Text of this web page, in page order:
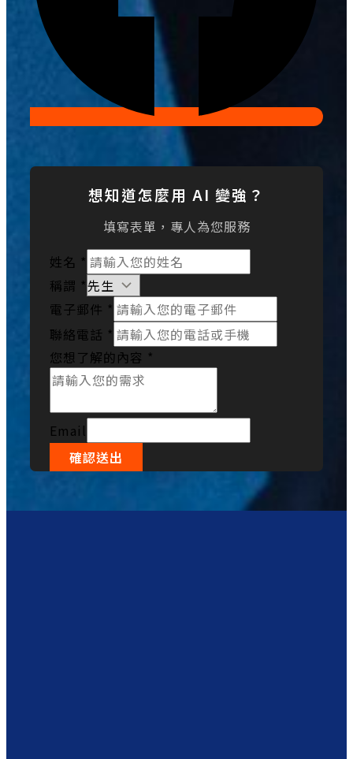
想知道怎麼用 AI 變強？
填寫表單，專人為您服務
姓名 *
稱謂 *
電子郵件 *
聯絡電話 *
您想了解的內容 *
Email
確認送出